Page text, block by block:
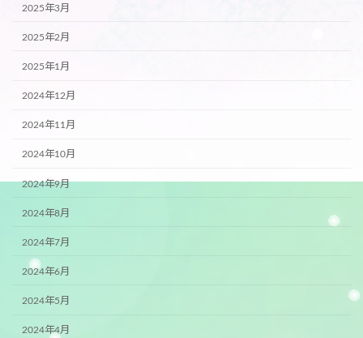
2025年3月
2025年2月
2025年1月
2024年12月
2024年11月
2024年10月
2024年9月
2024年8月
2024年7月
2024年6月
2024年5月
2024年4月